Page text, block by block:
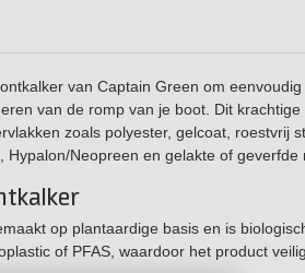
van Captain Green om eenvoudig
van de romp van je boot. Dit
zoals polyester, gelcoat, roestvrij
Hypalon/Neopreen en gelakte of geverfde
op plantaardige basis en is
of PFAS, waardoor het product